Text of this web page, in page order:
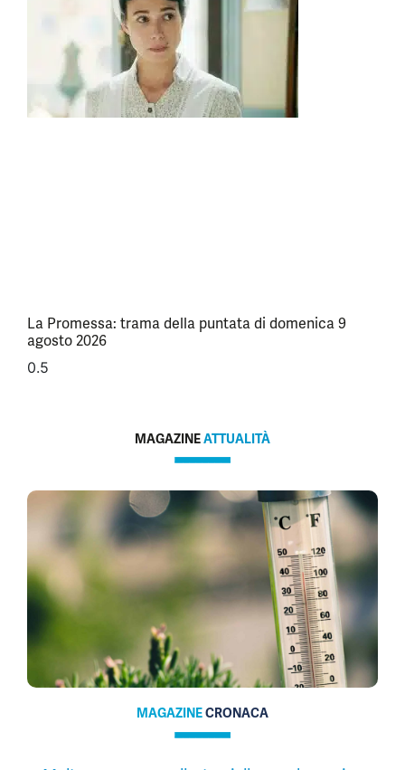
La Promessa: trama della puntata di domenica 9
agosto 2026
MAGAZINEATTUALITÀ
MAGAZINECRONACA